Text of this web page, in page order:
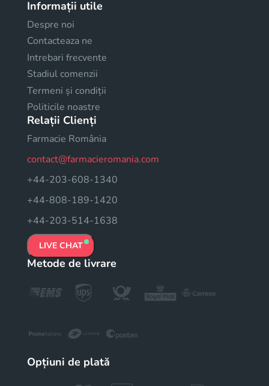
Informații utile
Despre noi
Contacteaza ne
Intrebari frecvente
Stadiul comenzii
Termeni și condiții
Politicile noastre
Relații Clienți
Farmacie România
contact@farmacieromania.com
+44-203-608-1340
+44-808-189-1420
+44-203-514-1638
LIVE CHAT
Metode de livrare
Opțiuni de plată